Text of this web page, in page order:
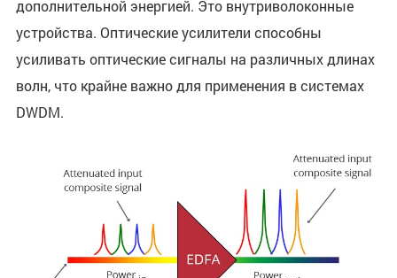
дополнительной энергией. Это внутриволоконные
устройства. Оптические усилители способны
усиливать оптические сигналы на различных длинах
волн, что крайне важно для применения в системах
DWDM.